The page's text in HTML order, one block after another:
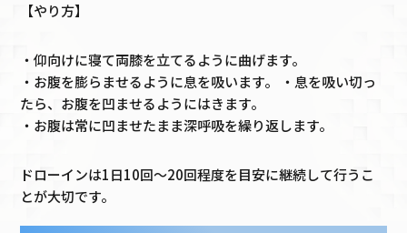
【やり方】
・仰向けに寝て両膝を立てるように曲げます。
・お腹を膨らませるように息を吸います。 ・息を吸い切っ
たら、お腹を凹ませるようにはきます。
・お腹は常に凹ませたまま深呼吸を繰り返します。
ドローインは1日10回〜20回程度を目安に継続して行うこ
とが大切です。